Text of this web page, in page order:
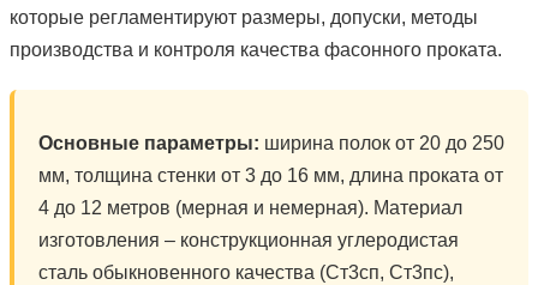
которые регламентируют размеры, допуски, методы
производства и контроля качества фасонного проката.
Основные параметры: ширина полок от 20 до 250
мм, толщина стенки от 3 до 16 мм, длина проката от
4 до 12 метров (мерная и немерная). Материал
изготовления – конструкционная углеродистая
сталь обыкновенного качества (Ст3сп, Ст3пс),